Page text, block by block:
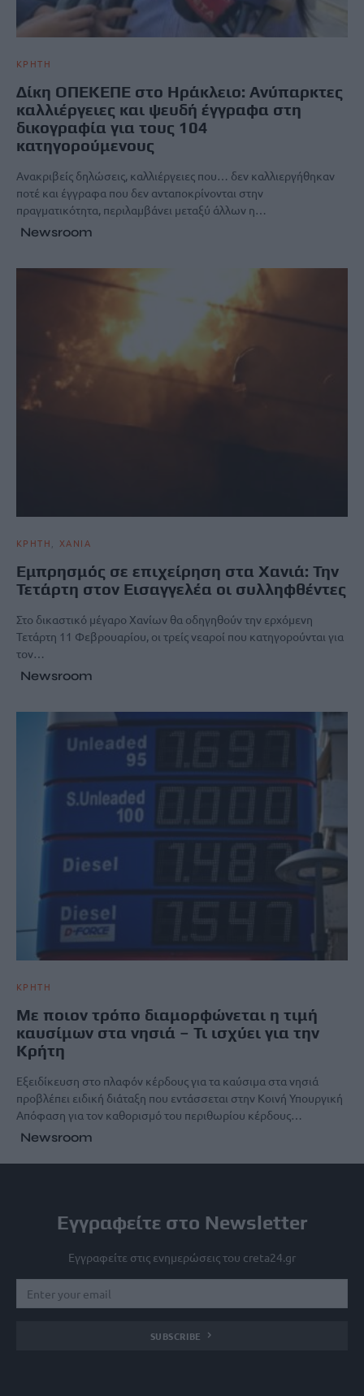
ΚΡΗΤΗ
Δίκη ΟΠΕΚΕΠΕ στο Ηράκλειο: Ανύπαρκτες
καλλιέργειες και ψευδή έγγραφα στη
δικογραφία για τους 104
κατηγορούμενους
Ανακριβείς δηλώσεις, καλλιέργειες που… δεν καλλιεργήθηκαν
ποτέ και έγγραφα που δεν ανταποκρίνονται στην
πραγματικότητα, περιλαμβάνει μεταξύ άλλων η…
Newsroom
ΚΡΗΤΗ ΧΑΝΙΑ
Εμπρησμός σε επιχείρηση στα Χανιά: Την
Τετάρτη στον Εισαγγελέα οι συλληφθέντες
Στο δικαστικό μέγαρο Χανίων θα οδηγηθούν την ερχόμενη
Τετάρτη 11 Φεβρουαρίου, οι τρείς νεαροί που κατηγορούνται για
τον…
Newsroom
ΚΡΗΤΗ
Με ποιον τρόπο διαμορφώνεται η τιμή
καυσίμων στα νησιά – Τι ισχύει για την
Κρήτη
Εξειδίκευση στο πλαφόν κέρδους για τα καύσιμα στα νησιά
προβλέπει ειδική διάταξη που εντάσσεται στην Κοινή Υπουργική
Απόφαση για τον καθορισμό του περιθωρίου κέρδους…
Newsroom
Εγγραφείτε στο Newsletter
Εγγραφείτε στις ενημερώσεις του creta24.gr
SUBSCRIBE